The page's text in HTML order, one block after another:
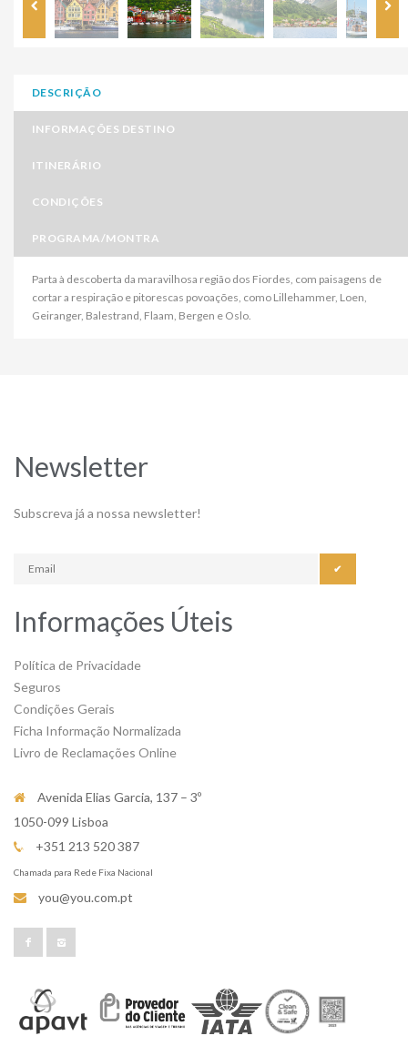
DESCRIÇÃO
INFORMAÇÕES DESTINO
ITINERÁRIO
CONDIÇÕES
PROGRAMA/MONTRA
Parta à descoberta da maravilhosa região dos Fiordes, com paisagens de
cortar a respiração e pitorescas povoações, como Lillehammer, Loen,
Geiranger, Balestrand, Flaam, Bergen e Oslo.
Newsletter
Subscreva já a nossa newsletter!
✔
Informações Úteis
Política de Privacidade
Seguros
Condições Gerais
Ficha Informação Normalizada
Livro de Reclamações Online
Avenida Elias Garcia, 137 – 3º
1050-099 Lisboa
+351 213 520 387
Chamada para Rede Fixa Nacional
you@you.com.pt